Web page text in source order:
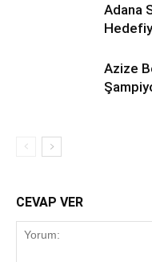
Adana
Azize
CEVAP VER